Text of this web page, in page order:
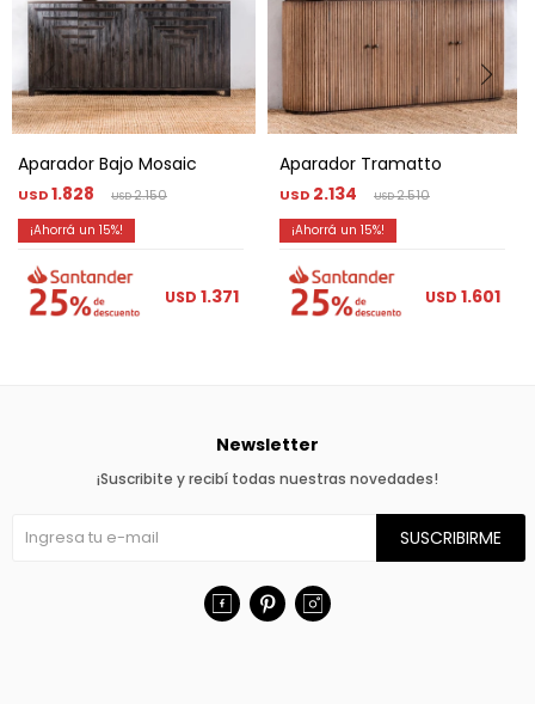
Aparador Bajo Mosaic
USD1.828 USD2.150
15
USD 1.371
Aparador Tramatto
USD 2.134 USD2.510
15
USD 1.601
Newsletter
¡Suscribite y recibí todas nuestras novedades!
SUSCRIBIRME
  